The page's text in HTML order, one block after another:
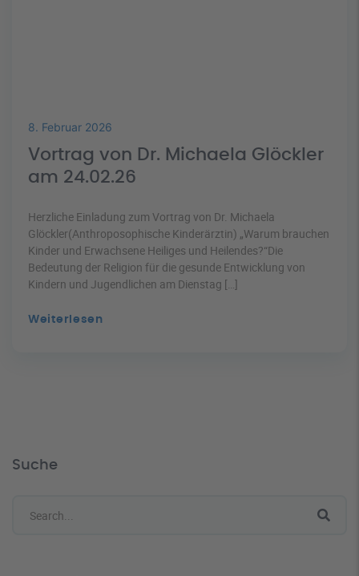
8. Februar 2026
Vortrag von Dr. Michaela Glöckler
am 24.02.26
Herzliche Einladung zum Vortrag von Dr. Michaela
Glöckler(Anthroposophische Kinderärztin) „Warum brauchen
Kinder und Erwachsene Heiliges und Heilendes?“Die
Bedeutung der Religion für die gesunde Entwicklung von
Kindern und Jugendlichen am Dienstag […]
Suche